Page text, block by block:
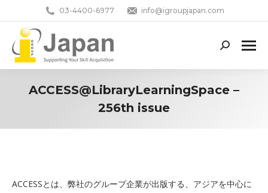
03-4400-6977 info@igroupjapan.com
Search:
ACCESS@LibraryLearningSpace –
256th issue
ACCESSとは、弊社のグループ企業が出版する、アジアを中心に